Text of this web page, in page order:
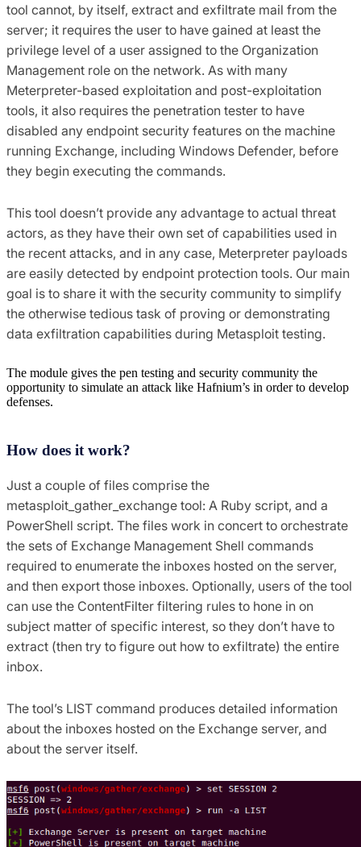
tool cannot, by itself, extract and exfiltrate mail from the
server; it requires the user to have gained at least the
privilege level of a user assigned to the Organization
Management role on the network. As with many
Meterpreter-based exploitation and post-exploitation
tools, it also requires the penetration tester to have
disabled any endpoint security features on the machine
running Exchange, including Windows Defender, before
they begin executing the commands.
This tool doesn’t provide any advantage to actual threat
actors, as they have their own set of capabilities used in
the recent attacks, and in any case, Meterpreter payloads
are easily detected by endpoint protection tools. Our main
goal is to share it with the security community to simplify
the otherwise tedious task of proving or demonstrating
data exfiltration capabilities during Metasploit testing.
The module gives the pen testing and security community the
opportunity to simulate an attack like Hafnium’s in order to develop
defenses.
How does it work?
Just a couple of files comprise the
metasploit_gather_exchange tool: A Ruby script, and a
PowerShell script. The files work in concert to orchestrate
the sets of Exchange Management Shell commands
required to enumerate the inboxes hosted on the server,
and then export those inboxes. Optionally, users of the tool
can use the ContentFilter filtering rules to hone in on
subject matter of specific interest, so they don’t have to
extract (then try to figure out how to exfiltrate) the entire
inbox.
The tool’s LIST command produces detailed information
about the inboxes hosted on the Exchange server, and
about the server itself.